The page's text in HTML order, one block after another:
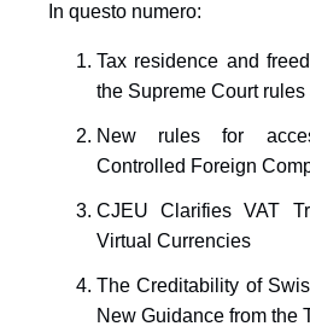
In questo numero:
Tax residence and
the Supreme Court rules
New rules for
Controlled Foreign
CJEU Clarifies VAT
Virtual Currencies
The Creditability of
New Guidance from the